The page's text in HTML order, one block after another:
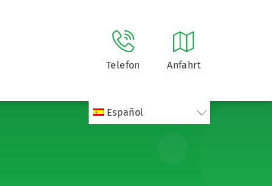
Telefon Anfahrt
Español